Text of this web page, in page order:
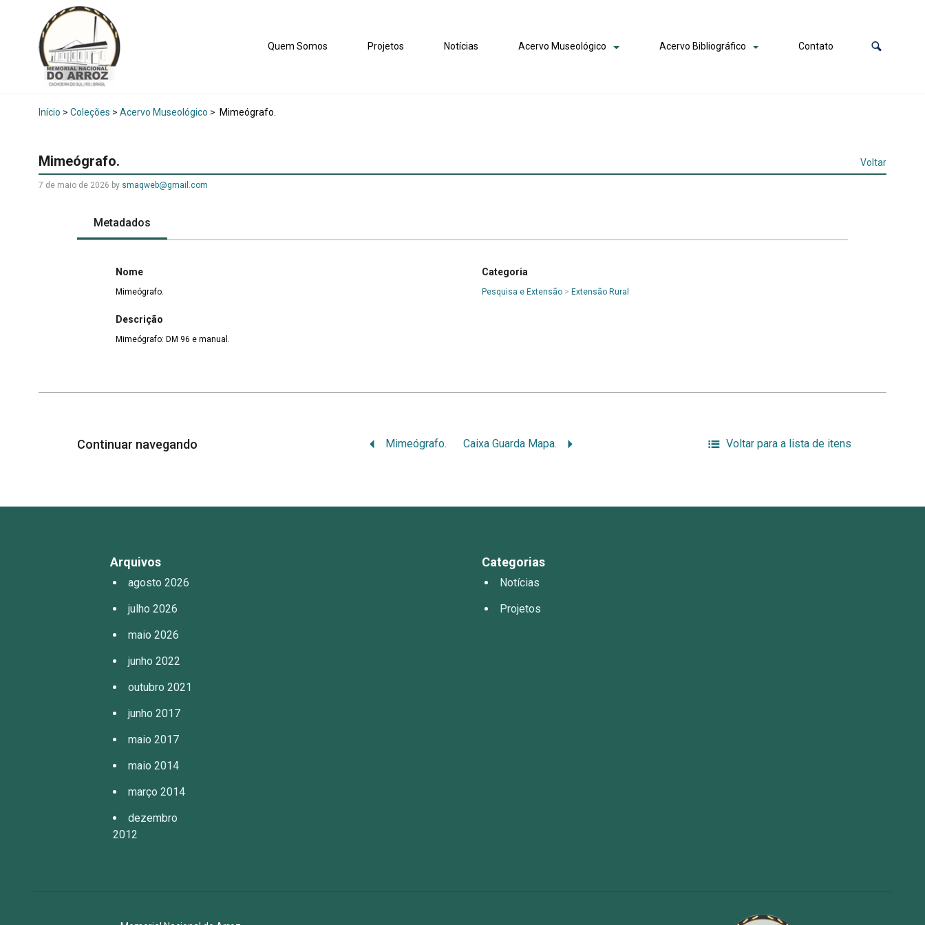
Quem Somos Projetos Notícias Acervo Museológico Acervo Bibliográfico Contato
Início > Coleções > Acervo Museológico > Mimeógrafo.
Mimeógrafo. Voltar
7 de maio de 2026 by smaqweb@gmail.com
Metadados
Nome
Mimeógrafo.
Descrição
Mimeógrafo: DM 96 e manual.
Categoria
Pesquisa e Extensão > Extensão Rural
Continuar navegando Mimeógrafo. Caixa Guarda Mapa. Voltar para a lista de itens
Arquivos
agosto 2026
julho 2026
maio 2026
junho 2022
outubro 2021
junho 2017
maio 2017
maio 2014
março 2014
dezembro
2012
Categorias
Notícias
Projetos